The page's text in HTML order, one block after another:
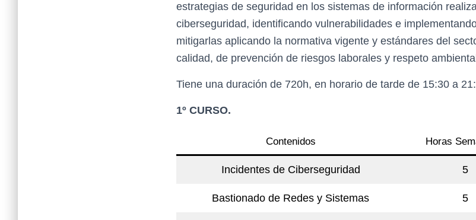
estrategias de seguridad en los sistemas de información
ciberseguridad, identificando vulnerabilidades e
mitigarlas aplicando la normativa vigente y estándares del
calidad, de prevención de riesgos laborales y respeto
Tiene una duración de 720h, en horario de tarde de 15:30 a
1º CURSO.
Contenidos Horas
Incidentes de Ciberseguridad 5
Bastionado de Redes y Sistemas 5